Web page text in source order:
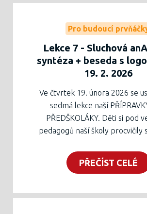
Pro budoucí
Lekce 7 - Sluchová
syntéza + beseda s
19. 2. 2026
Ve čtvrtek 19. února 2026 se
sedmá lekce naší
PŘEDŠKOLÁKY. Děti si pod
pedagogů naší školy procvičily
budoucí psaní a čtení), z
lomenou čáru. Rodiče se mohli
Janou Chloupkovou, ta jim
PŘEČÍST CELÉ